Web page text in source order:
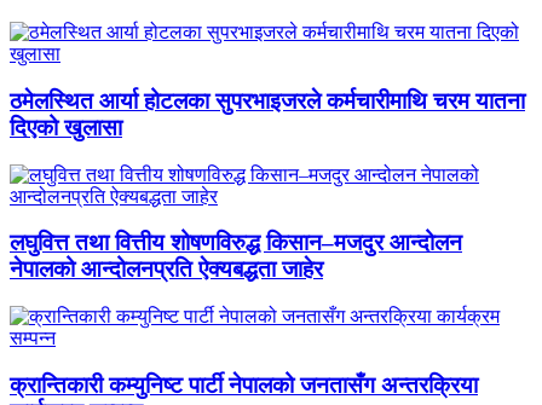
ठमेलस्थित आर्या होटलका सुपरभाइजरले कर्मचारीमाथि चरम यातना
दिएको खुलासा
लघुवित्त तथा वित्तीय शोषणविरुद्ध किसान–मजदुर आन्दोलन
नेपालको आन्दोलनप्रति ऐक्यबद्धता जाहेर
क्रान्तिकारी कम्युनिष्ट पार्टी नेपालको जनतासँग अन्तरक्रिया